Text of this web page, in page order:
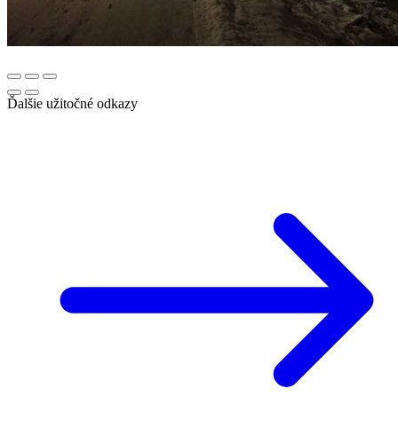
Ďalšie užitočné odkazy